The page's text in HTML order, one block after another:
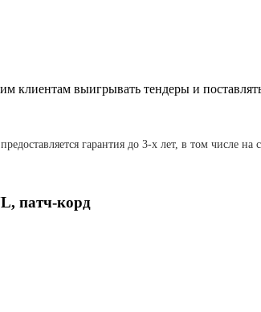
клиентам выигрывать тендеры и
гарантия до 3-х лет, в том числе на
патч-корд